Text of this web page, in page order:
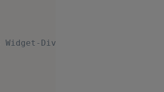
Divs rein!